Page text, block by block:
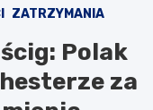
ZATRZYMANIA
Polak
za